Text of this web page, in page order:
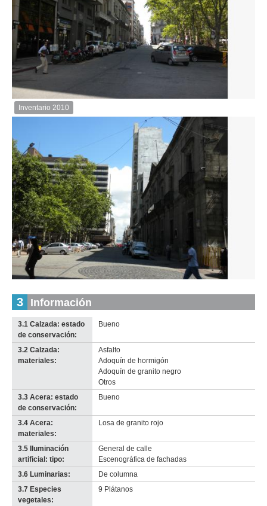
Inventario
Descargar
imagen
original
Inventario 2010
Inventario 2010
Juan Carlos Gómez (JCG 5)
Inventario 2010
Juan Carlos Gómez (JCG 5)
Anterior Pausa Siguiente
Inventario
2010
Descargar
imagen
original
3 Información
3.1 Calzada: estado
de conservación:
Bueno
3.2 Calzada:
materiales:
Asfalto
Adoquín de hormigón
Adoquín de granito negro
Otros
3.3 Acera: estado
de conservación:
Bueno
3.4 Acera:
materiales:
Losa de granito rojo
3.5 Iluminación
artificial: tipo:
General de calle
Escenográfica de fachadas
3.6 Luminarias:
De columna
3.7 Especies
vegetales:
9 Plátanos